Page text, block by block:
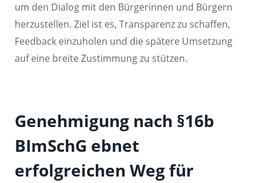
um den Dialog mit den Bürgerinnen und Bürgern
herzustellen. Ziel ist es, Transparenz zu schaffen,
Feedback einzuholen und die spätere Umsetzung
auf eine breite Zustimmung zu stützen.
Genehmigung nach §16b
BImSchG ebnet
erfolgreichen Weg für